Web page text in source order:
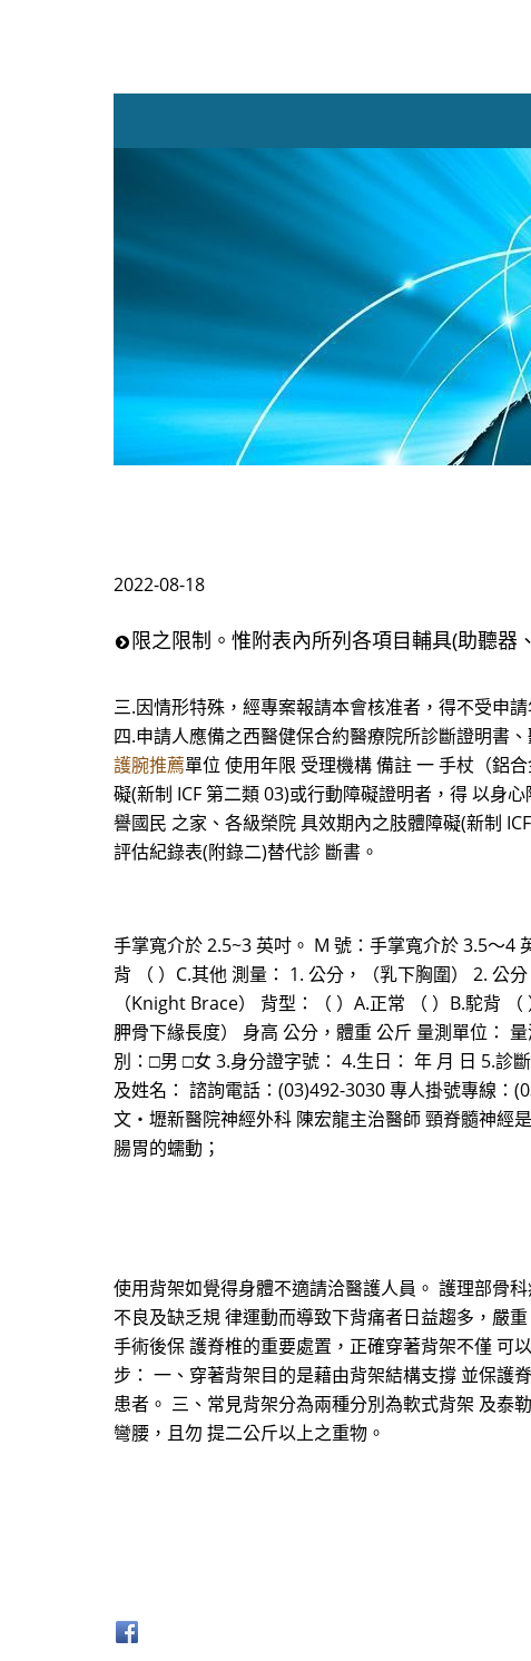
2022-08-18
限之限制。惟附表內所列各項目輔具(助聽器
三.因情形特殊，經專案報請本會核准者，得不受申
四.申請人應備之西醫健保合約醫療院所診斷證明書
護腕推薦單位 使用年限 受理機構 備註 一 手杖（鋁
礙(新制 ICF 第二類 03)或行動障礙證明者，得 以身
譽國民 之家、各級榮院 具效期內之肢體障礙(新制
評估紀錄表(附錄二)替代診 斷書。
手掌寬介於 2.5~3 英吋。 M 號：手掌寬介於 3.5～4
背 （ ）C.其他 測量： 1. 公分，（乳下胸圍） 2. 公
（Knight Brace） 背型：（ ）A.正常 （ ）B.駝背
胛骨下緣長度） 身高 公分，體重 公斤 量測單位：
別：□男 □女 3.身分證字號： 4.生日： 年 月 日 5.診
及姓名： 諮詢電話：(03)492-3030 專人掛號專線：
文‧壢新醫院神經外科 陳宏龍主治醫師 頸脊髓神經
腸胃的蠕動；
使用背架如覺得身體不適請洽醫護人員。 護理部骨
不良及缺乏規 律運動而導致下背痛者日益趨多，嚴
手術後保 護脊椎的重要處置，正確穿著背架不僅 可
步： 一、穿著背架目的是藉由背架結構支撐 並保護
患者。 三、常見背架分為兩種分別為軟式背架 及泰
彎腰，且勿 提二公斤以上之重物。